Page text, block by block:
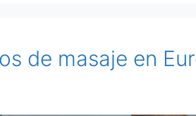
de masaje en